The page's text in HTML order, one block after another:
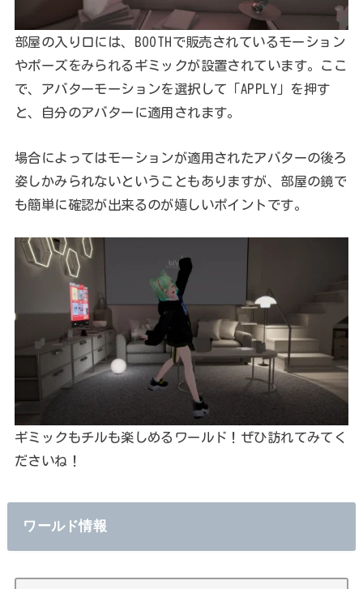
部屋の入り口には、BOOTHで販売されているモーション
やポーズをみられるギミックが設置されています。ここ
で、アバターモーションを選択して「APPLY」を押す
と、自分のアバターに適用されます。
場合によってはモーションが適用されたアバターの後ろ
姿しかみられないということもありますが、部屋の鏡で
も簡単に確認が出来るのが嬉しいポイントです。
ギミックもチルも楽しめるワールド！ぜひ訪れてみてく
ださいね！
ワールド情報